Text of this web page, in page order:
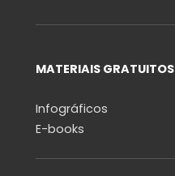
MATERIAIS GRATUITOS
Infográficos
E-books